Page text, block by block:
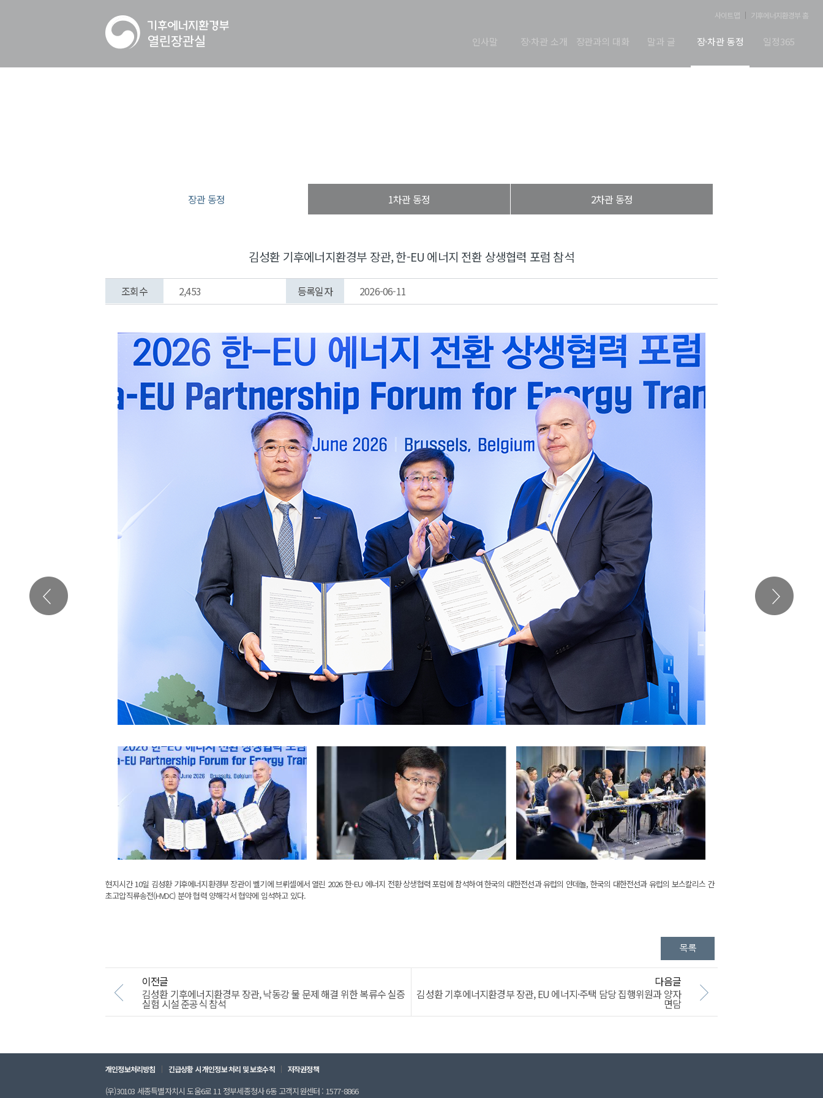
사이트맵 기후에너지환경부 홈
인사말 장·차관 소개 장관과의 대화 말과 글 장·차관 동정 일정365
장관 동정 1차관 동정 2차관 동정
김성환 기후에너지환경부 장관, 한-EU 에너지 전환 상생협력 포럼 참석
조회수 2,453 등록일자 2026-06-11
현지시간 10일 김성환 기후에너지환경부 장관이 벨기에 브뤼셀에서 열린 2026 한-EU 에너지 전환 상생협력 포럼에 참석하여 한국의 대한전선과 유럽의 얀데놀, 한국의 대한전선과 유럽의 보스칼리스 간
초고압직류송전(HVDC) 분야 협력 양해각서 협약에 임석하고 있다.
이전글
김성환 기후에너지환경부 장관, 낙동강 물 문제 해결 위한 복류수 실증
실험 시설 준공식 참석
다음글
김성환 기후에너지환경부 장관, EU 에너지·주택 담당 집행위원과 양자
면담
개인정보처리방침 긴급상황 시 개인정보 처리 및 보호수칙 저작권정책
(우)30103 세종특별자치시 도움6로 11 정부세종청사 6동 고객지원센터 : 1577-8866